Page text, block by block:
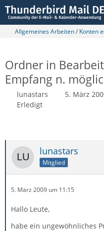
Allgemeines Arbeiten / Konten
Ordner in
Empfang n.
lunastars 5. März
Erledigt
lunastars
Mitglied
5. März 2009 um 11:15
Hallo Leute,
habe ein ungewöhnliches